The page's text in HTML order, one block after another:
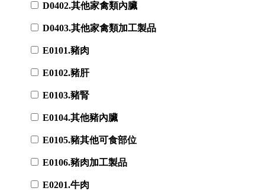
D0402.其他家禽類內臟
D0403.其他家禽類加工製品
E0101.豬肉
E0102.豬肝
E0103.豬腎
E0104.其他豬內臟
E0105.豬其他可食部位
E0106.豬肉加工製品
E0201.牛肉